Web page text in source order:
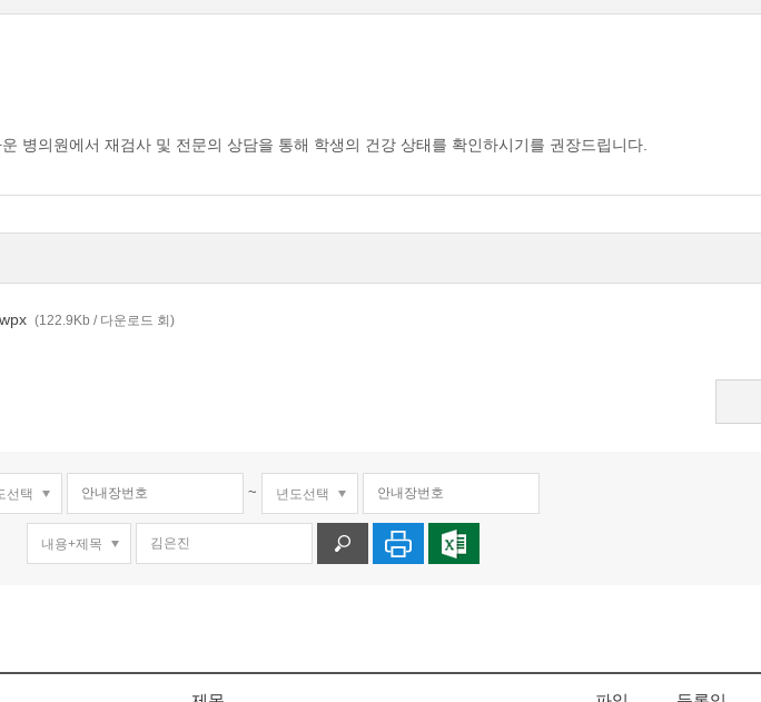
병의원에서 재검사 및 전문의 상담을 통해 학생의 건강 상태를 확인하시기를 권장드립니다.
(122.9Kb / 다운로드 회)
~